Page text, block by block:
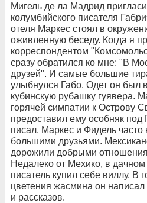
Мигель де ла Мадрид
колумбийского писателя
отеля Маркес стоял в
оживленную беседу. Когда я
корреспондентом
сразу обратился ко мне: "В
друзей". И самые большие
улыбнулся Габо. Одет он был
кубинскую рубашку гуявера.
горячей симпатии к Острову
предоставил ему особняк под
писал. Маркес и Фидель часто
большими друзьями.
дорожили добрыми
Недалеко от Мехико, в дачном
писатель купил себе виллу. В
цветения жасмина он
и рассказов.